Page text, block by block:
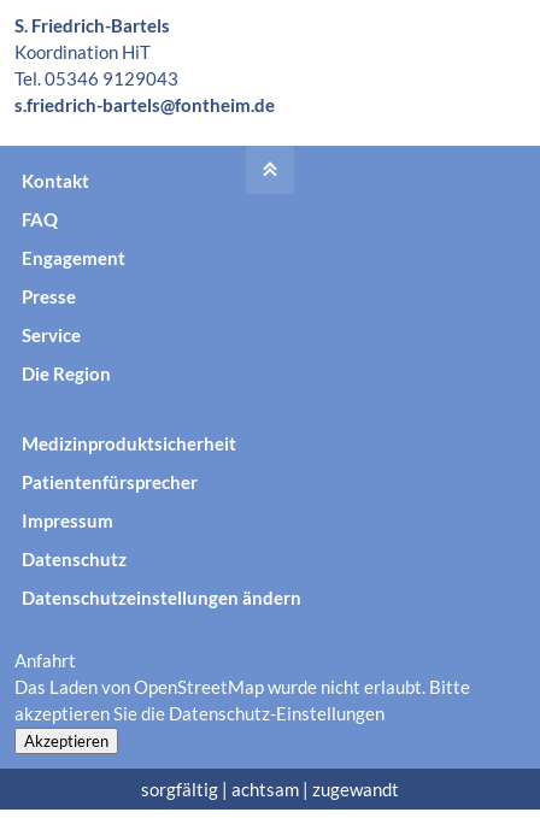
S. Friedrich-Bartels
Koordination HiT
Tel. 05346 9129043
s.friedrich-bartels@fontheim.de
Kontakt
FAQ
Engagement
Presse
Service
Die Region
Medizinproduktsicherheit
Patientenfürsprecher
Impressum
Datenschutz
Datenschutzeinstellungen ändern
Anfahrt
Das Laden von OpenStreetMap wurde nicht erlaubt. Bitte
akzeptieren Sie die Datenschutz-Einstellungen
Akzeptieren
sorgfältig | achtsam | zugewandt